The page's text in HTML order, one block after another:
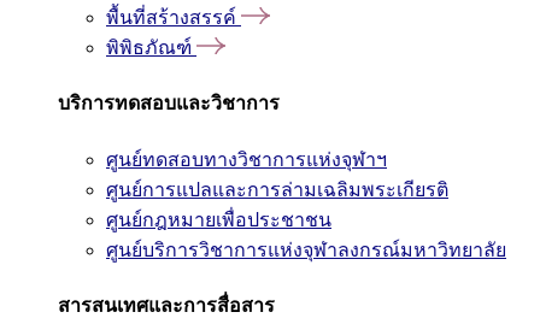
พื้นที่สร้างสรรค์
พิพิธภัณฑ์
บริการทดสอบและวิชาการ
ศูนย์ทดสอบทางวิชาการแห่งจุฬาฯ
ศูนย์การแปลและการล่ามเฉลิมพระเกียรติ
ศูนย์กฎหมายเพื่อประชาชน
ศูนย์บริการวิชาการแห่งจุฬาลงกรณ์มหาวิทยาลัย
สารสนเทศและการสื่อสาร